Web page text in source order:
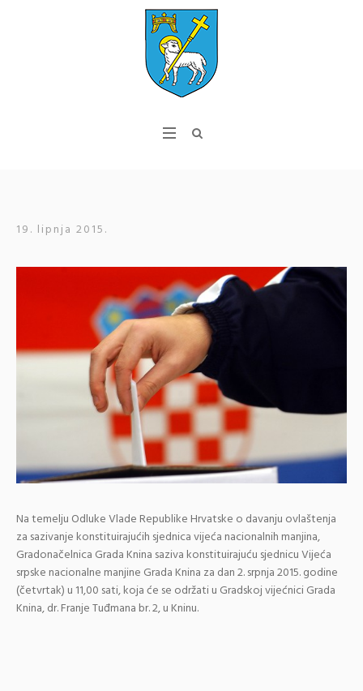
19. lipnja 2015.
Na temelju Odluke Vlade Republike Hrvatske o davanju ovlaštenja
za sazivanje konstituirajućih sjednica vijeća nacionalnih manjina,
Gradonačelnica Grada Knina saziva konstituirajuću sjednicu Vijeća
srpske nacionalne manjine Grada Knina za dan 2. srpnja 2015. godine
(četvrtak) u 11,00 sati, koja će se održati u Gradskoj vijećnici Grada
Knina, dr. Franje Tuđmana br. 2, u Kninu.